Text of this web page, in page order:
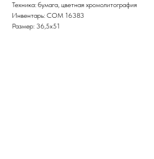
Техника: бумага, цветная хромолитография
Инвентарь: СОМ 16383
Размер: 36,5х51